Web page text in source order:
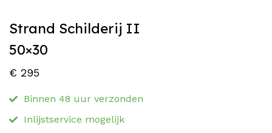
Strand Schilderij II
50×30
€ 295
Binnen 48 uur verzonden
Inlijstservice mogelijk